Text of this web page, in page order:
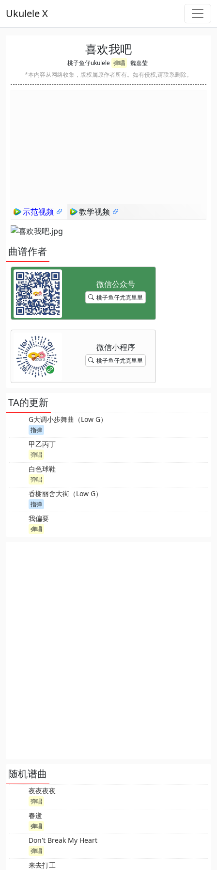
Ukulele X
喜欢我吧
桃子鱼仔ukulele 弹唱
魏嘉莹
*本内容从网络收集，版权属原作者所有。如有侵权,请联系删除。
示范视频 教学视频
曲谱作者
桃子鱼仔尤克里里
桃子鱼仔尤克里里
TA的更新
G大调小步舞曲（Low G）
指弹
甲乙丙丁
弹唱
白色球鞋
弹唱
香榭丽舍大街（Low G）
指弹
我偏要
弹唱
随机谱曲
夜夜夜夜
弹唱
春逝
弹唱
Don't Break My Heart
弹唱
来去打工